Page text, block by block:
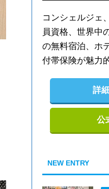
コンシェルジェ
員資格、世界中
の無料宿泊、ホ
付帯保険が魅力
詳
公
NEW ENTRY